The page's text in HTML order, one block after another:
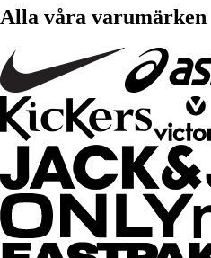
Alla våra varumärken